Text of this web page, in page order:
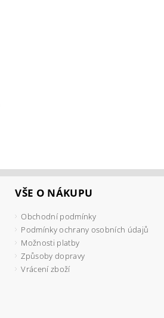
VŠE O NÁKUPU
Obchodní podmínky
Podmínky ochrany osobních údajů
Možnosti platby
Způsoby dopravy
Vrácení zboží